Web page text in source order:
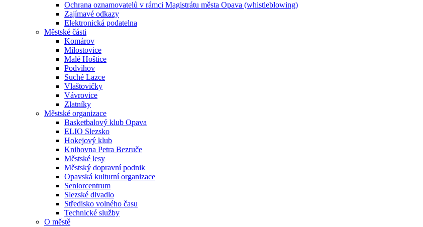
Ochrana oznamovatelů v rámci Magistrátu města Opava (whistleblowing)
Zajímavé odkazy
Elektronická podatelna
Městské části
Komárov
Milostovice
Malé Hoštice
Podvihov
Suché Lazce
Vlaštovičky
Vávrovice
Zlatníky
Městské organizace
Basketbalový klub Opava
ELIO Slezsko
Hokejový klub
Knihovna Petra Bezruče
Městské lesy
Městský dopravní podnik
Opavská kulturní organizace
Seniorcentrum
Slezské divadlo
Středisko volného času
Technické služby
O městě